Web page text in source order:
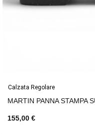
Calzata Regolare
MARTIN PANNA STAMPA
155,00 €